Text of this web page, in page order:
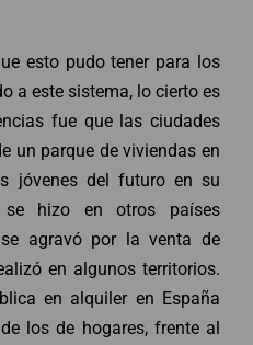
esto pudo tener para los
a este sistema, lo cierto es
fue que las ciudades
un parque de viviendas en
jóvenes del futuro en su
se hizo en otros países
agravó por la venta de
en algunos territorios.
en alquiler en España
los de hogares, frente al